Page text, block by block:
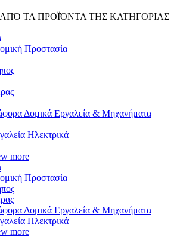
ΤΑ ΠΡΟΪΌΝΤΑ ΤΗΣ ΚΑΤΗΓΟΡΙΑΣ
Προστασία
Δομικά Εργαλεία & Μηχανήματα
Ηλεκτρικά
more
Προστασία
Δομικά Εργαλεία & Μηχανήματα
Ηλεκτρικά
more